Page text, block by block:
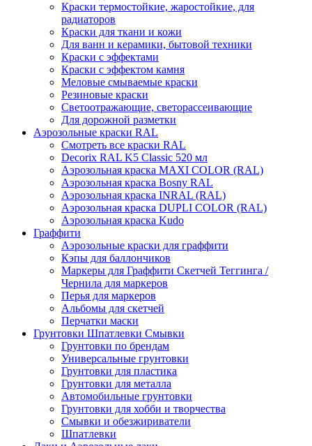
Краски термостойкие, жаростойкие, для
радиаторов
Краски для ткани и кожи
Для ванн и керамики, бытовой техники
Краски с эффектами
Краски с эффектом камня
Меловые смываемые краски
Резиновые краски
Светоотражающие, светорассеивающие
Для дорожной разметки
Аэрозольные краски RAL
Смотреть все краски RAL
Decorix RAL K5 Classic 520 мл
Аэрозольная краска MAXI COLOR (RAL)
Аэрозольная краска Bosny RAL
Аэрозольная краска INRAL (RAL)
Аэрозольная краска DUPLI COLOR (RAL)
Аэрозольная краска Kudo
Граффити
Аэрозольные краски для граффити
Кэпы для баллончиков
Маркеры для Граффити Скетчей Теггинга /
Чернила для маркеров
Перья для маркеров
Альбомы для скетчей
Перчатки маски
Грунтовки Шпатлевки Смывки
Грунтовки по брендам
Универсальные грунтовки
Грунтовки для пластика
Грунтовки для металла
Автомобильные грунтовки
Грунтовки для хобби и творчества
Смывки и обезжириватели
Шпатлевки